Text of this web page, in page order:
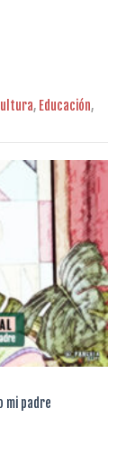
, Educación,
mi padre